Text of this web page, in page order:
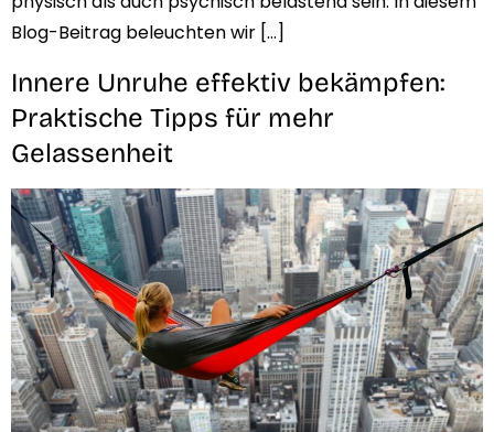
Blog-Beitrag beleuchten wir […]
Innere Unruhe effektiv bekämpfen:
Praktische Tipps für mehr
Gelassenheit